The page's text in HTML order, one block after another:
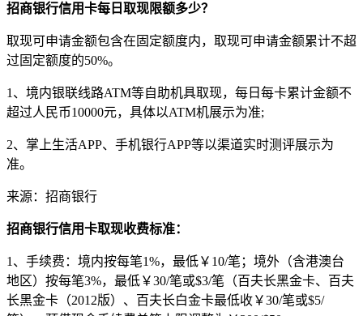
招商银行信用卡每日取现限额多少？
取现可申请金额包含在固定额度内，取现可申请金额累计不超
过固定额度的50%。
1、境内银联线路ATM等自助机具取现，每日每卡累计金额不
超过人民币10000元，具体以ATM机展示为准;
2、掌上生活APP、手机银行APP等以渠道实时测评展示为
准。
来源：招商银行
招商银行信用卡取现收费标准：
1、手续费：境内按每笔1%，最低￥10/笔；境外（含港澳台
地区）按每笔3%，最低￥30/笔或$3/笔（百夫长黑金卡、百夫
长黑金卡（2012版）、百夫长白金卡最低收￥30/笔或$5/